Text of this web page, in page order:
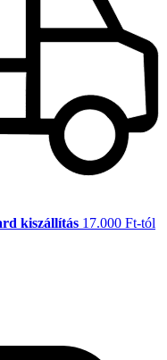
kiszállítás 17.000 Ft-tól